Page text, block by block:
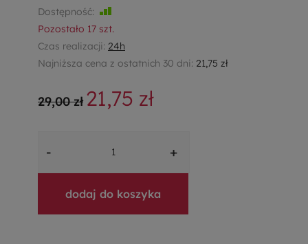
Dostępność:
Pozostało 17 szt.
Czas realizacji: 24h
Najniższa cena z ostatnich 30 dni: 21,75 zł
29,00 zł 21,75 zł
- +
dodaj do koszyka